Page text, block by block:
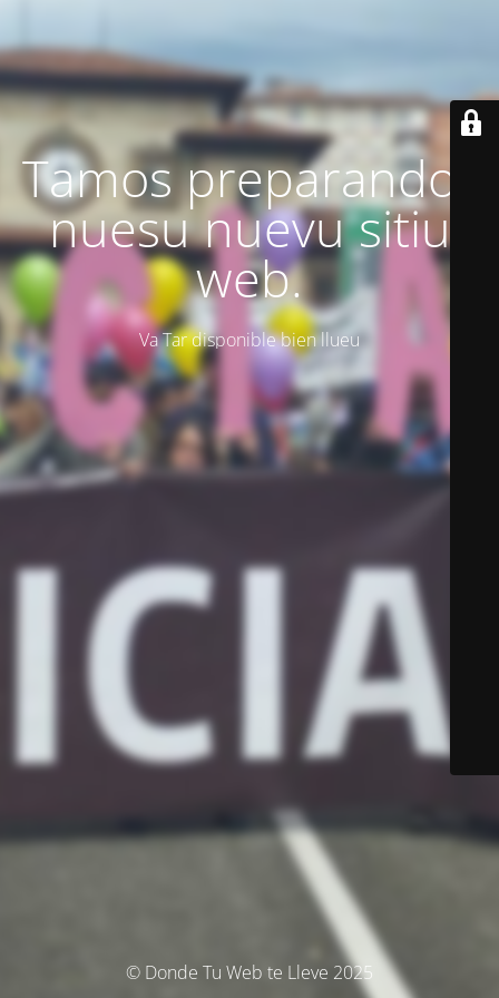
Tamos preparando'l
nuesu nuevu sitiu
web.
Va Tar disponible bien llueu
© Donde Tu Web te Lleve 2025